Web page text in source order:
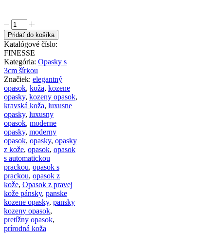
množstvo
Kožený
opasok
s
automatickou
prackou
FINESSE
Pridať do košíka
Katalógové číslo:
FINESSE
Kategória: Opasky s
3cm šírkou
Značiek: elegantný
opasok, koža, kozene
opasky, kozeny opasok,
kravská koža, luxusne
opasky, luxusny
opasok, moderne
opasky, moderny
opasok, opasky, opasky
z kože, opasok, opasok
s automatickou
prackou, opasok s
prackou, opasok z
kože, Opasok z pravej
kože pánsky, panske
kozene opasky, pansky
kozeny opasok,
pretížny opasok,
prírodná koža